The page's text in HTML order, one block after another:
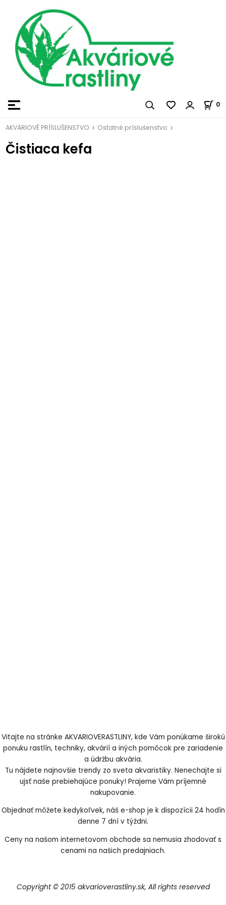
0
AKVÁRIOVÉ PRÍSLUŠENSTVO Ostatné príslušenstvo
Čistiaca kefa
Vitajte na stránke AKVARIOVERASTLINY, kde Vám ponúkame širokú
ponuku rastlín, techniky, akvárií a iných pomôcok pre zariadenie
a údržbu akvária.
Tu nájdete najnovšie trendy zo sveta akvaristiky. Nenechajte si
ujsť naše prebiehajúce ponuky! Prajeme Vám príjemné
nakupovanie.
Objednať môžete kedykoľvek, náš e-shop je k dispozícii 24 hodín
denne 7 dní v týždni.
Ceny na našom internetovom obchode sa nemusia zhodovať s
cenami na našich predajniach.
Copyright © 2015 akvarioverastliny.sk, All rights reserved